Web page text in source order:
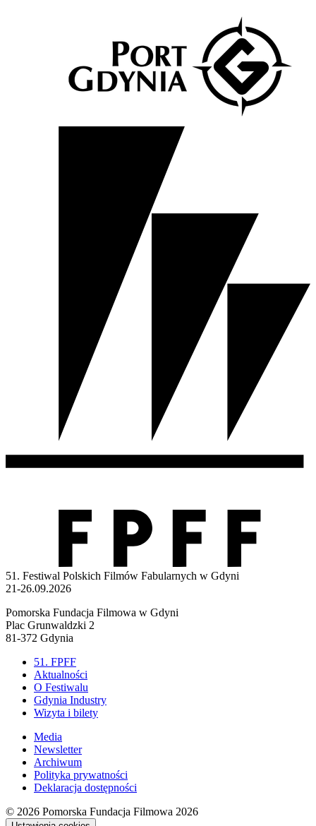
51. Festiwal Polskich Filmów Fabularnych w Gdyni
21-26.09.2026
Pomorska Fundacja Filmowa w Gdyni
Plac Grunwaldzki 2
81-372 Gdynia
51. FPFF
Aktualności
O Festiwalu
Gdynia Industry
Wizyta i bilety
Media
Newsletter
Archiwum
Polityka prywatności
Deklaracja dostępności
© 2026 Pomorska Fundacja Filmowa 2026